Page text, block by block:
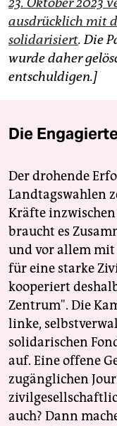
ausdrücklich mit
solidarisiert. Die
wurde daher
entschuldigen.]
Die
Der drohende
Landtagswahlen
Kräfte
braucht es
und vor allem mit
für eine starke
kooperiert
Zentrum". Die
linke,
solidarischen
auf. Eine offene
zugänglichen
auch? Dann